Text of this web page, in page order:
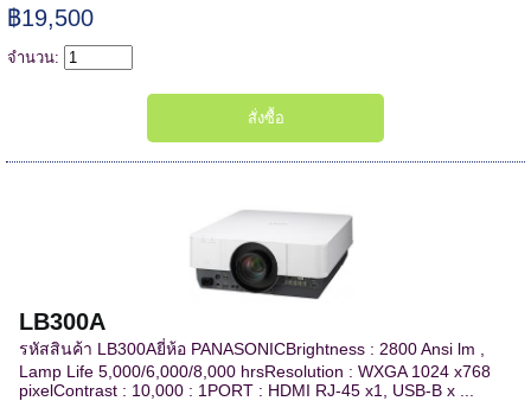
฿19,500
จำนวน:
LB300A
รหัสสินค้า LB300Aยี่ห้อ PANASONICBrightness : 2800 Ansi lm ,
Lamp Life 5,000/6,000/8,000 hrsResolution : WXGA 1024 x768
pixelContrast : 10,000 : 1PORT : HDMI RJ-45 x1, USB-B x ...